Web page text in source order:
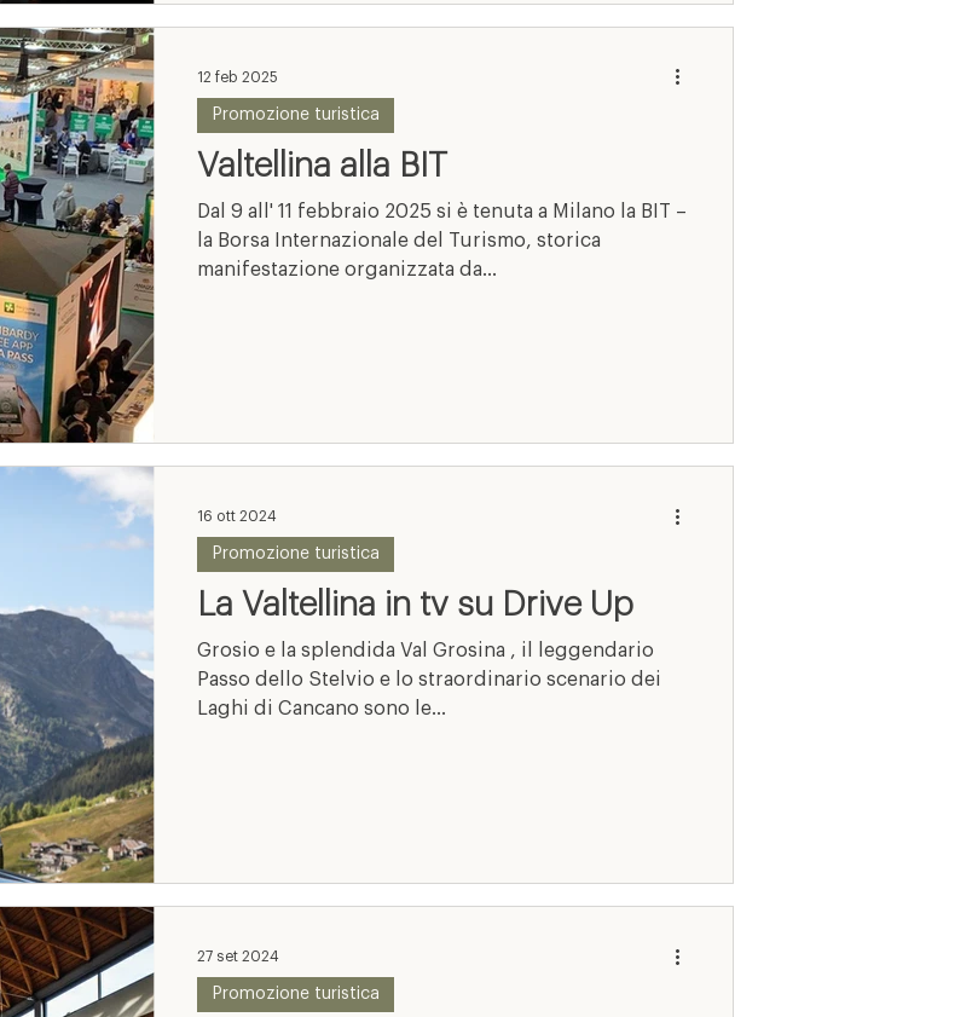
Valtellina alla BIT
Dal 9 all' 11 febbraio 2025 si è tenuta a Milano la BIT –
la Borsa Internazionale del Turismo, storica
manifestazione organizzata da...
Promozione turistica
12 feb 2025
La Valtellina in tv su Drive Up
Grosio e la splendida Val Grosina , il leggendario
Passo dello Stelvio e lo straordinario scenario dei
Laghi di Cancano sono le...
Promozione turistica
16 ott 2024
Promozione turistica
27 set 2024